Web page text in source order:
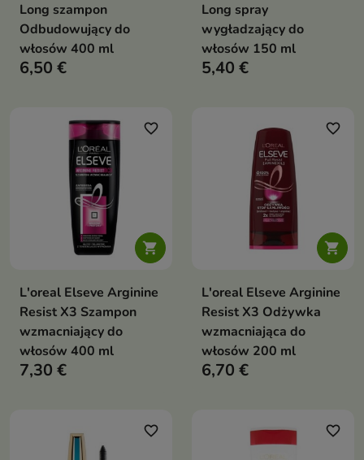
Long szampon
Odbudowujący do
włosów 400 ml
6,50 €
Long spray
wygładzający do
włosów 150 ml
5,40 €

favorite_border
L'oreal Elseve Arginine
Resist X3 Szampon
wzmacniający do
włosów 400 ml
7,30 €

favorite_border
L'oreal Elseve Arginine
Resist X3 Odżywka
wzmacniająca do
włosów 200 ml
6,70 €
favorite_border favorite_border